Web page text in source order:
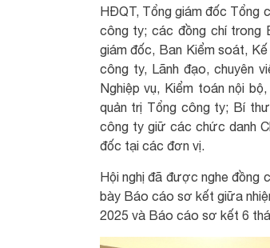
HĐQT, Tổng giám đốc Tổng
công ty; các đồng chí trong
giám đốc, Ban Kiểm soát,
công ty, Lãnh đạo, chuyên
Nghiệp vụ, Kiểm toán nội
quản trị Tổng công ty; Bí
công ty giữ các chức danh
đốc tại các đơn vị.
Hội nghị đã được nghe đồng
bày Báo cáo sơ kết giữa
2025 và Báo cáo sơ kết 6